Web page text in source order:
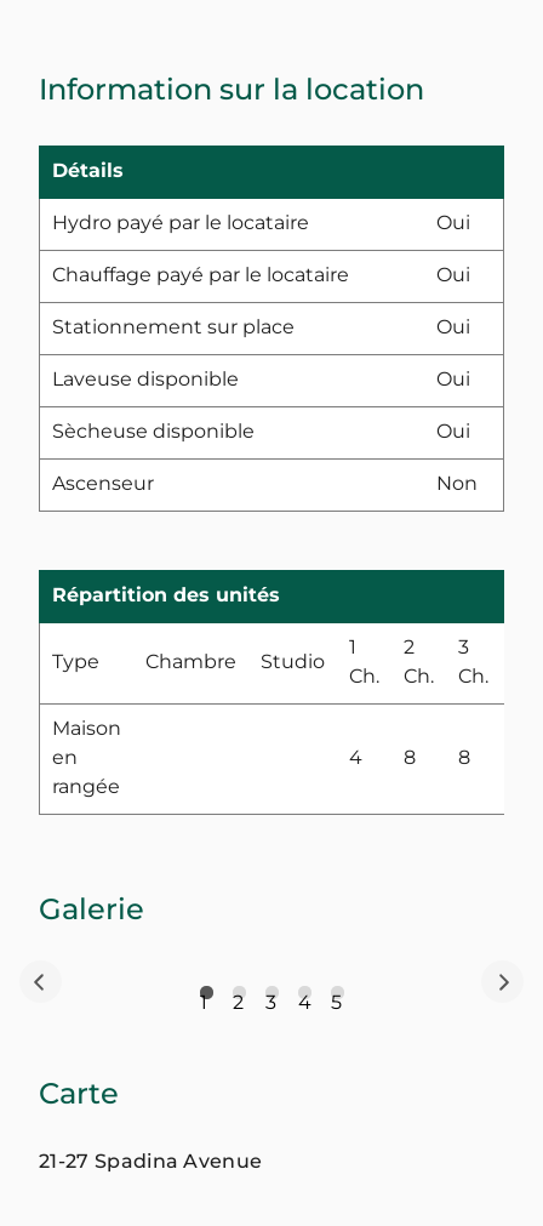
Information sur la location
Détails
Hydro payé par le locataire Oui
Chauffage payé par le locataire Oui
Stationnement sur place Oui
Laveuse disponible Oui
Sècheuse disponible Oui
Ascenseur Non
Répartition des unités
Type Chambre Studio
1
Ch.
2
Ch.
3
Ch.
Maison
en
rangée
4 8 8
Galerie
1 2 3 4 5
Carte
21-27 Spadina Avenue